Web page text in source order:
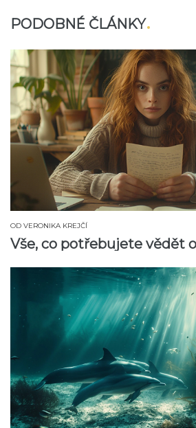
PODOBNÉ ČLÁNKY
OD VERONIKA KREJČÍ
Vše, co potřebujete vědět